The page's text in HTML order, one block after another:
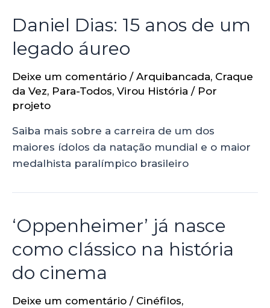
Daniel Dias: 15 anos de um
legado áureo
Deixe um comentário / Arquibancada, Craque
da Vez, Para-Todos, Virou História / Por
projeto
Saiba mais sobre a carreira de um dos
maiores ídolos da natação mundial e o maior
medalhista paralímpico brasileiro
‘Oppenheimer’ já nasce
como clássico na história
do cinema
Deixe um comentário / Cinéfilos,